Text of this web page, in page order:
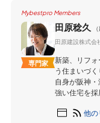
Mybestpro Members
専門家
田原稔久
田原建設株式会
新築、リフ
う住まいづ
自身が阪神
強い住宅を採
他の